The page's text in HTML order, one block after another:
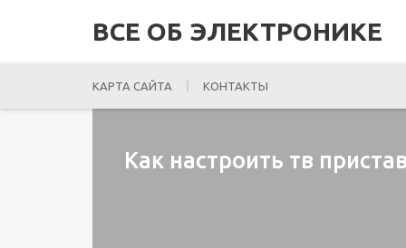
ВСЕ ОБ ЭЛЕКТРОНИКЕ
КАРТА САЙТА КОНТАКТЫ
Как настроить тв